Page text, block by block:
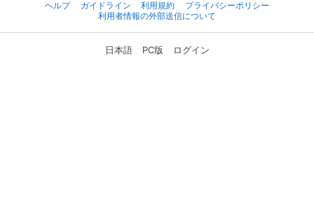
ヘルプ
ガイドライン 利用規約
プライバシーポリシー
利用者情報の外部送信について
日本語 PC版 ログイン